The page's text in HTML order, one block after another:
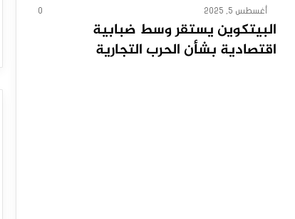
أغسطس 5, 2025 0
البيتكوين يستقر وسط ضبابية
اقتصادية بشأن الحرب التجارية